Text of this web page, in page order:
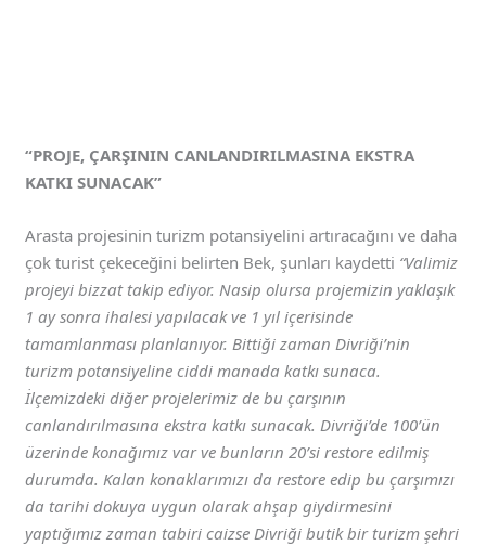
“PROJE, ÇARŞININ CANLANDIRILMASINA EKSTRA
KATKI SUNACAK”
Arasta projesinin turizm potansiyelini artıracağını ve daha
çok turist çekeceğini belirten Bek, şunları kaydetti “Valimiz
projeyi bizzat takip ediyor. Nasip olursa projemizin yaklaşık
1 ay sonra ihalesi yapılacak ve 1 yıl içerisinde
tamamlanması planlanıyor. Bittiği zaman Divriği’nin
turizm potansiyeline ciddi manada katkı sunaca.
İlçemizdeki diğer projelerimiz de bu çarşının
canlandırılmasına ekstra katkı sunacak. Divriği’de 100’ün
üzerinde konağımız var ve bunların 20’si restore edilmiş
durumda. Kalan konaklarımızı da restore edip bu çarşımızı
da tarihi dokuya uygun olarak ahşap giydirmesini
yaptığımız zaman tabiri caizse Divriği butik bir turizm şehri